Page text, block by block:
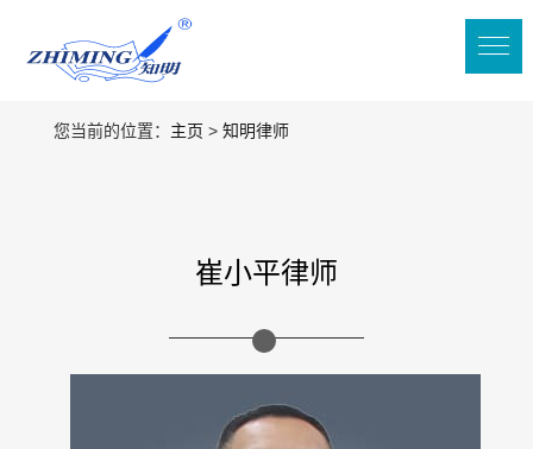
您当前的位置： 主页 > 知明律师
崔小平律师